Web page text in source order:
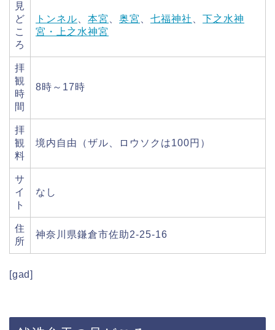
見
ど
こ
ろ
トンネル 本宮 奥宮 七福神社
下之水神
宮・上之水神宮
拝
観
時
間
8時～17時
拝
観
料
境内自由（ザル、ロウソクは100円）
サ
イ
ト
なし
住
所
神奈川県鎌倉市佐助2-25-16
[gad]